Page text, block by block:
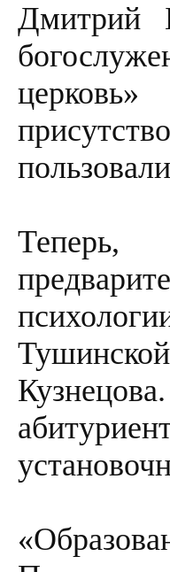
Дмитрий
Теперь,